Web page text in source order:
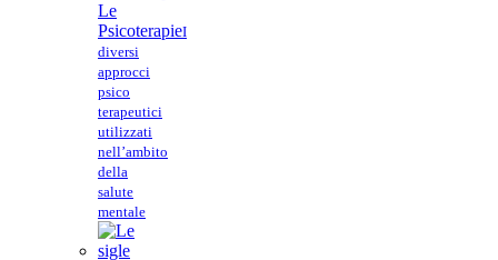
Le
PsicoterapieI
diversi
approcci
psico
terapeutici
utilizzati
nell’ambito
della
salute
mentale